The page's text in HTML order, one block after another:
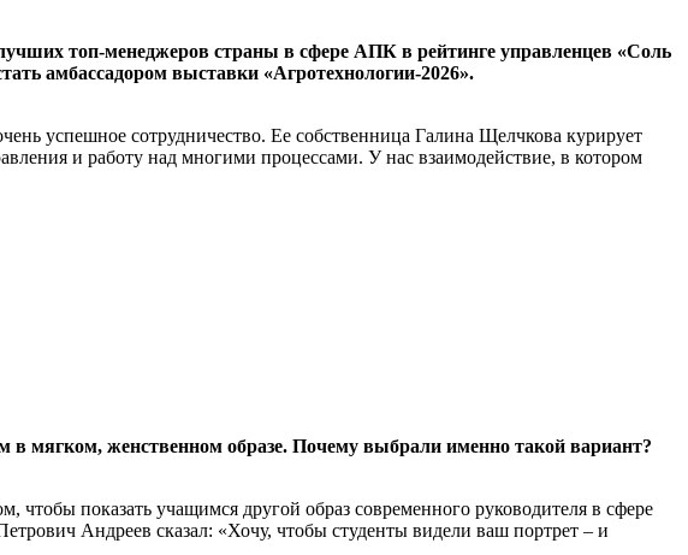
топ-менеджеров страны в сфере АПК в рейтинге управленцев «Соль
амбассадором выставки «Агротехнологии-2026».
успешное сотрудничество. Ее собственница Галина Щелчкова курирует
и работу над многими процессами. У нас взаимодействие, в котором
мягком, женственном образе. Почему выбрали именно такой вариант?
чтобы показать учащимся другой образ современного руководителя в сфере
Андреев сказал: «Хочу, чтобы студенты видели ваш портрет – и